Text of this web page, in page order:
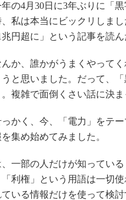
JASA発IoT通信
IHSアナリスト「未来
の4月30日に3年ぶりに「
私は本当にビックリしま
円超に」という記事を読
か、誰かがうまくやって
と思いました。だって、
複雑で面倒くさい話に決ま
かく、今、「電力」をテ
集め始めてみました。
一部の人だけが知っている
利権」という用語は一切
いる情報だけを使って検討